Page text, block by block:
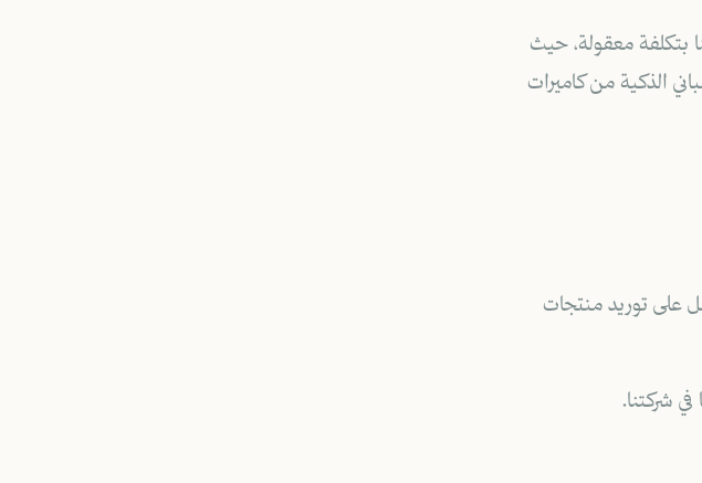
بتكلفة معقولة، حيث
الذكية من كاميرات
على توريد منتجات
شركتنا.